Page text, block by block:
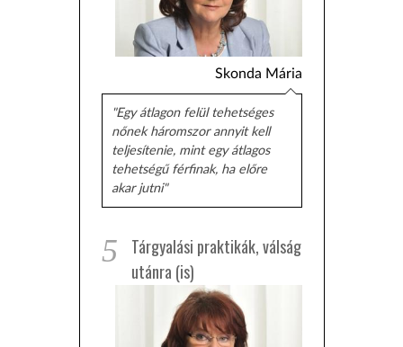
Skonda Mária
"Egy átlagon felül tehetséges
nőnek háromszor annyit kell
teljesítenie, mint egy átlagos
tehetségű férfinak, ha előre
akar jutni"
5
Tárgyalási praktikák, válság
utánra (is)